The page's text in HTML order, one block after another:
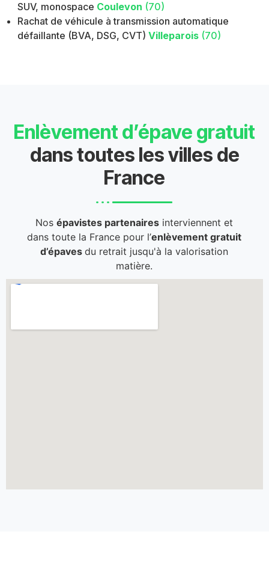
SUV, monospace Coulevon (70)
Rachat de véhicule à transmission automatique
défaillante (BVA, DSG, CVT) Villeparois (70)
Enlèvement d’épave gratuit
dans toutes les villes de
France
Nosépavistes partenaires interviennent et
dans toute la France pour l’enlèvement gratuit
d’épavesdu retrait jusqu'à la valorisation
matière.